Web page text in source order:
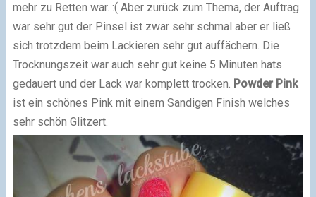
mehr zu Retten war. :( Aber zurück zum Thema, der Auftrag
war sehr gut der Pinsel ist zwar sehr schmal aber er ließ
sich trotzdem beim Lackieren sehr gut auffächern. Die
Trocknungszeit war auch sehr gut keine 5 Minuten hats
gedauert und der Lack war komplett trocken. Powder Pink
ist ein schönes Pink mit einem Sandigen Finish welches
sehr schön Glitzert.